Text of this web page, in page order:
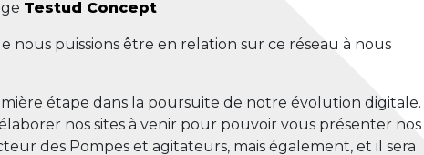
Testud Concept
nous puissions être en relation sur ce réseau à nous
étape dans la poursuite de notre évolution digitale.
nos sites à venir pour pouvoir vous présenter nos
des Pompes et agitateurs, mais également, et il sera